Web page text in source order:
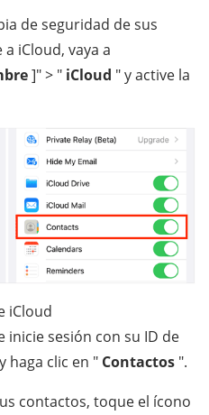
de seguridad de sus
iCloud, vaya a
]" > " iCloud " y active la
iCloud
sesión con su ID de
haga clic en " Contactos ".
contactos, toque el ícono